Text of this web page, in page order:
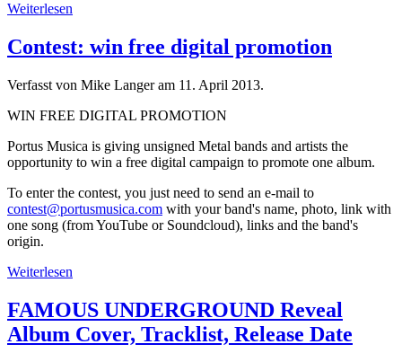
Weiterlesen
Contest: win free digital promotion
Verfasst von Mike Langer am 11. April 2013.
WIN FREE DIGITAL PROMOTION
Portus Musica is giving unsigned Metal bands and artists the
opportunity to win a free digital campaign to promote one album.
To enter the contest, you just need to send an e-mail to
contest@portusmusica.com with your band's name, photo, link with
one song (from YouTube or Soundcloud), links and the band's
origin.
Weiterlesen
FAMOUS UNDERGROUND Reveal
Album Cover, Tracklist, Release Date